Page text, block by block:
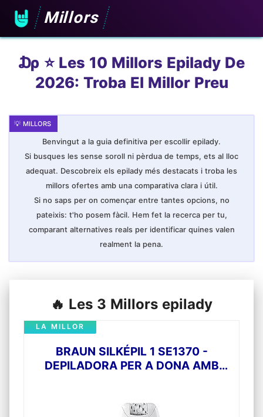
Millors
₯ ⭐️ Les 10 Millors Epilady De
2026: Troba El Millor Preu
Benvingut a la guia definitiva per escollir epilady.
Si busques les sense soroll ni pèrdua de temps, ets al lloc
adequat. Descobreix els epilady més destacats i troba les
millors ofertes amb una comparativa clara i útil.
Si no saps per on començar entre tantes opcions, no
pateixis: t'ho posem fàcil. Hem fet la recerca per tu,
comparant alternatives reals per identificar quines valen
realment la pena.
🔥 Les 3 Millors epilady
BRAUN SILKÉPIL 1 SE1370 -
DEPILADORA PER A DONA AMB
LA MILLOR